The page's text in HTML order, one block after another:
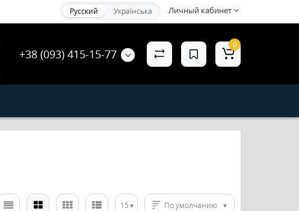
Личный кабинет
Русский Українська
+38 (093) 415-15-77
0
15 По умолчанию